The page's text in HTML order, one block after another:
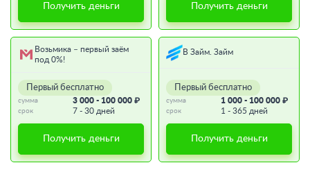
Получить деньги Получить деньги
Возьмика – первый заём
под 0%!
Первый бесплатно
сумма 3 000 - 100 000 ₽
срок 7 - 30 дней
Получить деньги
В Займ. Займ
Первый бесплатно
сумма 1 000 - 100 000 ₽
срок 1 - 365 дней
Получить деньги